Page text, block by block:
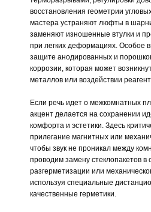
восстановления геометрии
мастера устраняют люфты в
заменяют изношенные втулки и
при легких деформациях. Особое
защите анодированных и
коррозии, которая может
металлов или воздействии
Если речь идет о межкомнатных
акцент делается на сохранении
комфорта и эстетики. Здесь
прилегание магнитных или
чтобы звук не проникал между
проводим замену стеклопакетов в
разгерметизации или
используя специальные
качественные герметики.